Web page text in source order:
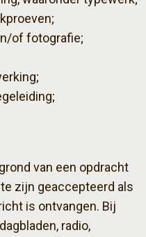
of fotografie;
van een opdracht
zijn geaccepteerd als
is ontvangen. Bij
radio,